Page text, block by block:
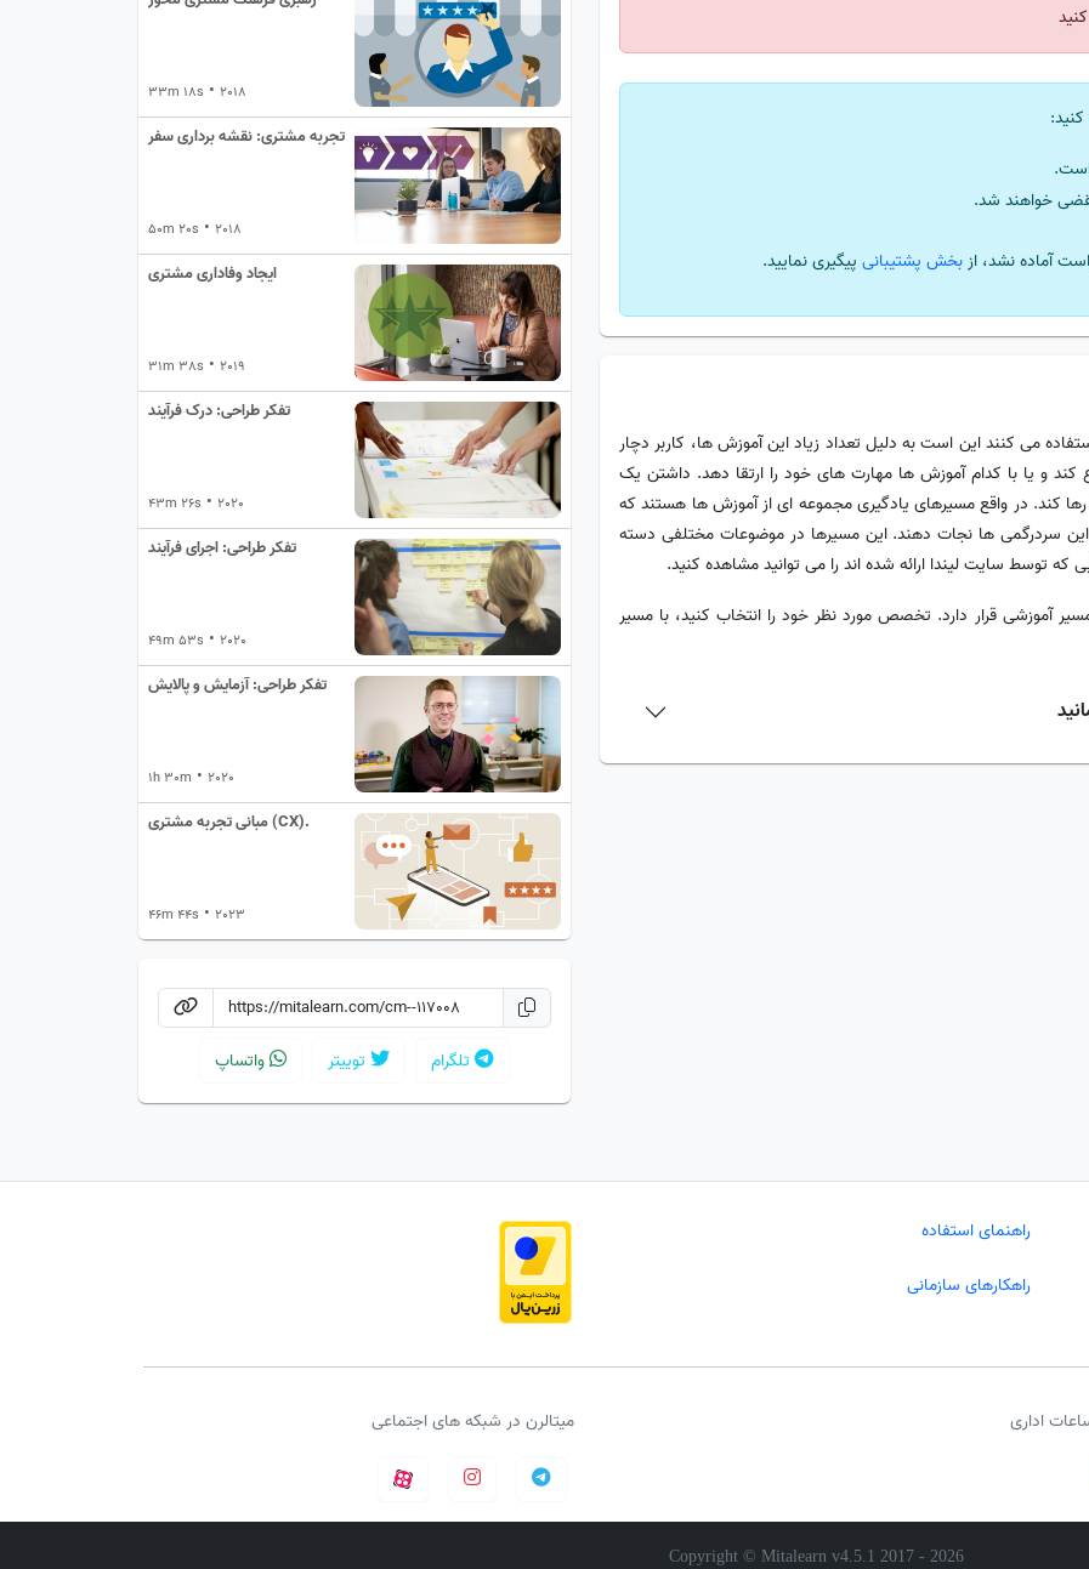
خواهند شد.
آماده نشد، از بخش پشتیبانی پیگیری نمایید.
می‌ کنند این است به دلیل تعداد زیاد این آموزش ها، کاربر دچار
و یا با کدام آموزش ها مهارت های خود را ارتقا دهد. داشتن یک
رها کند. در واقع مسیرهای یادگیری مجموعه ای از آموزش ها هستند که
از این سردرگمی ها نجات دهند. این مسیرها در موضوعات مختلفی دسته
توسط سایت لیندا ارائه شده اند را می توانید مشاهده کنید.
1 مسیر آموزشی قرار دارد. تخصص مورد نظر خود را انتخاب کنید، با مسیر
33m 18s • 2018
تجربه مشتری: نقشه برداری سفر
50m 20s • 2018
ایجاد وفاداری مشتری
31m 38s • 2019
تفکر طراحی: درک فرآیند
43m 26s • 2020
تفکر طراحی: اجرای فرآیند
49m 53s • 2020
تفکر طراحی: آزمایش و پالایش
1h 30m • 2020
مبانی تجربه مشتری (CX).
46m 44s • 2023
تلگرام توییتر واتساپ
راهنمای استفاده
راهکارهای سازمانی
اداری
میتالرن در شبکه های اجتماعی
Copyright © Mitalearn v4.5.1 2017 - 2026